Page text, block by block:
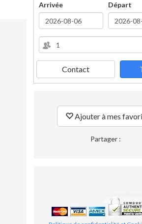
Arrivée Départ
Contact
Ajouter à mes
Partager :